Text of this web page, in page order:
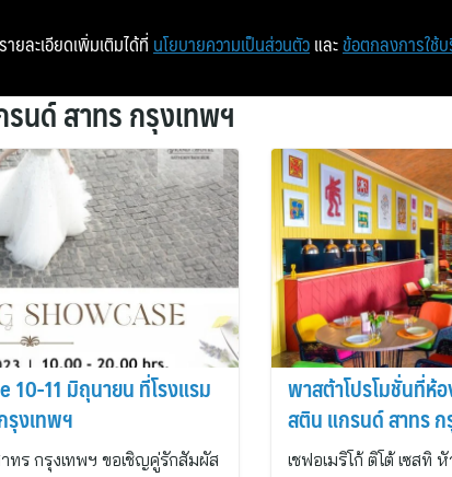
หน้าแรก ท่องเที่
นด์ สาทร กรุงเทพฯ
10-11 มิถุนายน ที่โรงแรม
งเทพฯ
ทร กรุงเทพฯ ขอเชิญคู่รักสัมผัส
พาสต้าโปรโมชั่นที่ห้
สติน แกรนด์ สาทร
เชฟอเมริโก้ ติโต้ เซส
ยละเอียดเพิ่มเติมได้ที่ นโยบายความเป็นส่วนตัว และ ข้อตกลงการใช้